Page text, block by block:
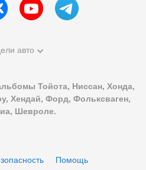
авто
Тойота, Ниссан, Хонда,
Хендай, Форд, Фольксваген,
Шевроле.
Помощь